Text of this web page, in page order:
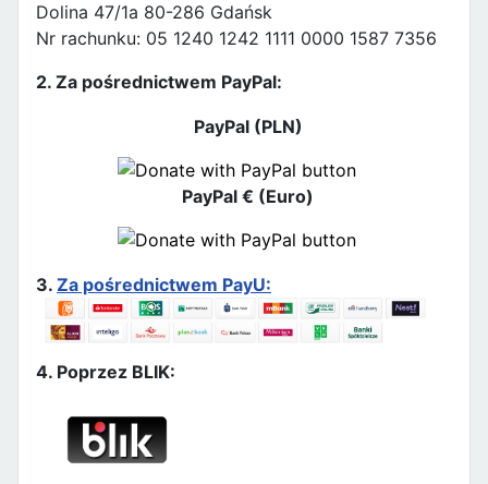
Dolina 47/1a 80-286 Gdańsk
Nr rachunku: 05 1240 1242 1111 0000 1587 7356
2. Za pośrednictwem PayPal:
PayPal (PLN)
PayPal € (Euro)
3. Za pośrednictwem PayU:
4. Poprzez BLIK: